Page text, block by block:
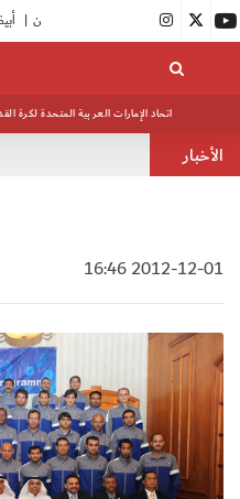
|
اتحاد الإمارات العربية المتحدة لكرة
الأخبار
2012-12-01 16:46